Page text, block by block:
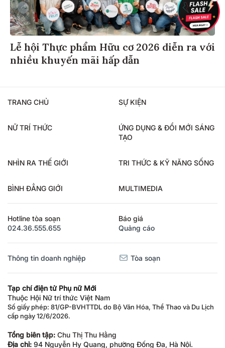
Lễ hội Thực phẩm Hữu cơ 2026 diễn ra với
nhiều khuyến mãi hấp dẫn
TRANG CHỦ SỰ KIỆN
NỮ TRÍ THỨC
ỨNG DỤNG & ĐỔI MỚI SÁNG
TẠO
NHÌN RA THẾ GIỚI TRI THỨC & KỸ NĂNG SỐNG
BÌNH ĐẲNG GIỚI MULTIMEDIA
Hotline tòa soạn
024.36.555.655
Báo giá
Quảng cáo
Thông tin doanh nghiệp Tòa soạn
Tạp chí điện tử Phụ nữ Mới
Thuộc Hội Nữ trí thức Việt Nam
Số giấy phép: 81/GP-BVHTTDL do Bộ Văn Hóa, Thể Thao và Du Lịch
cấp ngày 12/6/2026.
Tổng biên tập: Chu Thị Thu Hằng
Địa chỉ: 94 Nguyễn Hy Quang, phường Đống Đa, Hà Nội.